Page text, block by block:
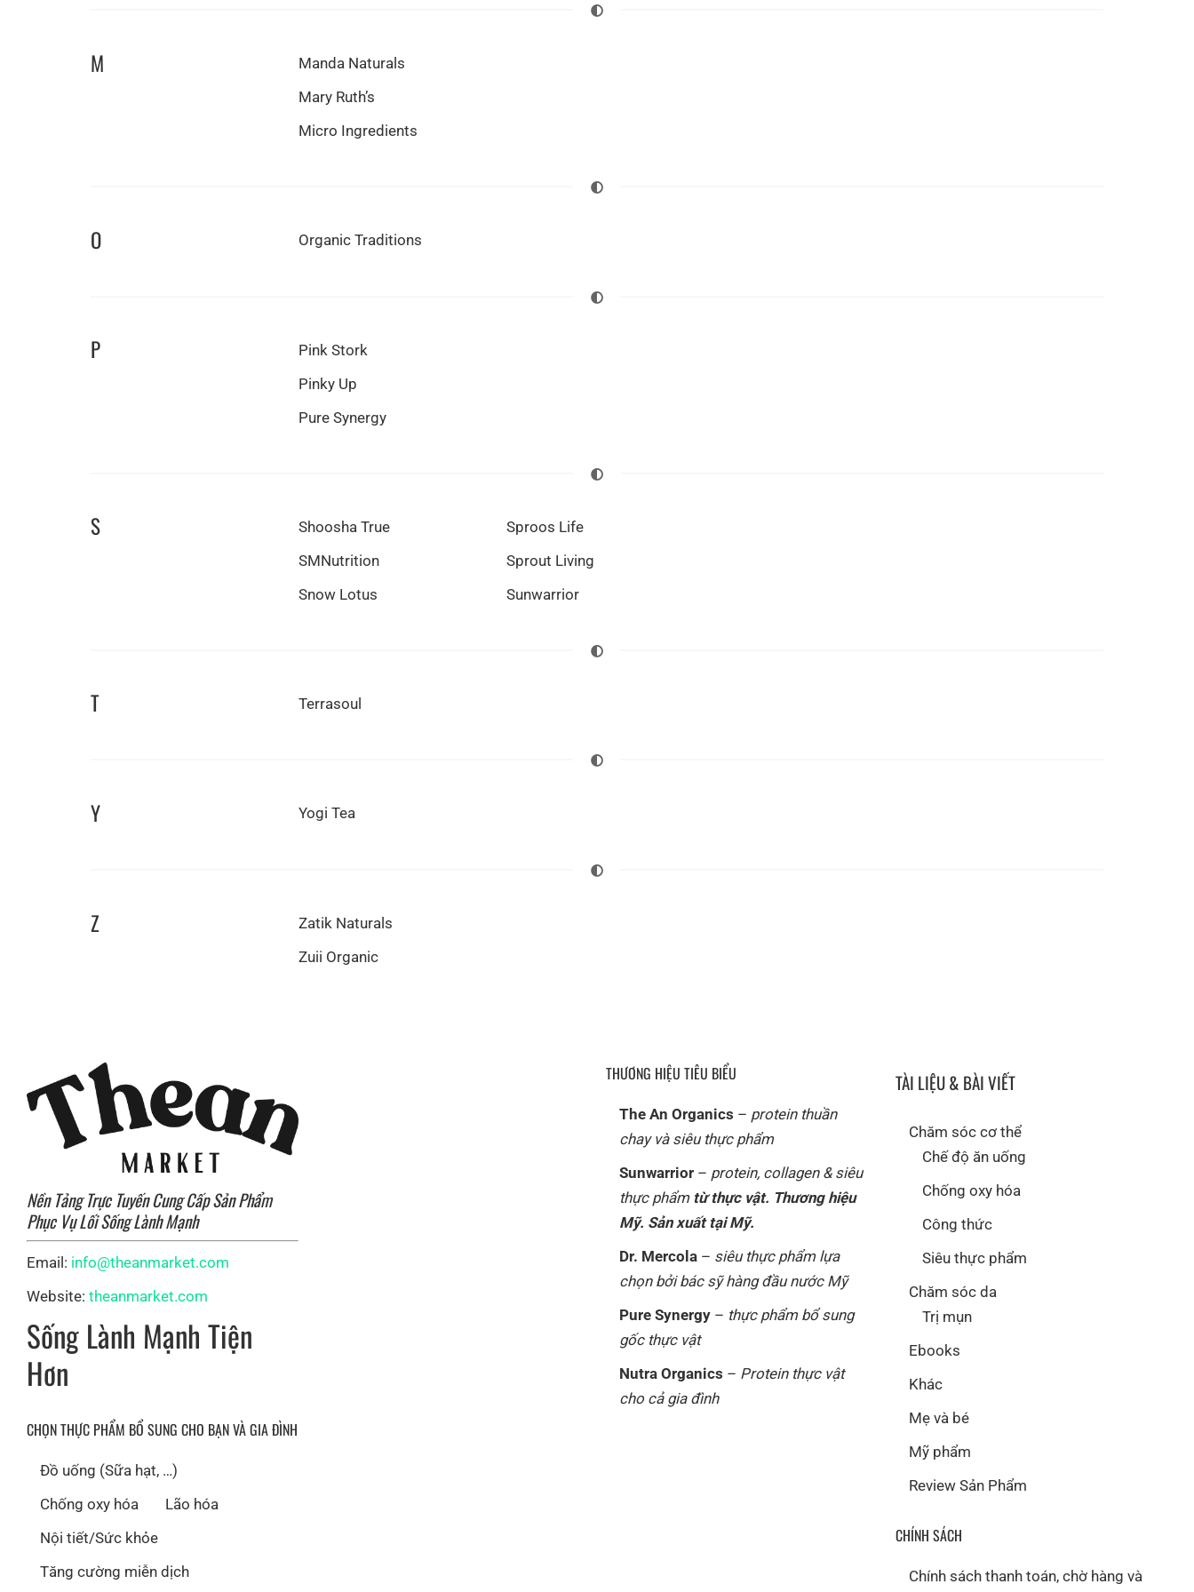
M
Manda Naturals
Mary Ruth’s
Micro Ingredients
O Organic Traditions
P
Pink Stork
Pinky Up
Pure Synergy
S
Shoosha True
SMNutrition
Snow Lotus
Sproos Life
Sprout Living
Sunwarrior
T Terrasoul
Y Yogi Tea
Z
Zatik Naturals
Zuii Organic
Nền Tảng Trực Tuyến Cung Cấp Sản Phẩm
Phục Vụ Lối Sống Lành Mạnh
Email: info@theanmarket.com
Website: theanmarket.com
Sống Lành Mạnh Tiện
Hơn
CHỌN THỰC PHẨM BỔ SUNG CHO BẠN VÀ GIA ĐÌNH
Đồ uống (Sữa hạt, …)
Chống oxy hóa
Lão hóa
Nội tiết/Sức khỏe
Tăng cường miễn dịch
THƯƠNG HIỆU TIÊU BIỂU
The An Organics – protein thuần
chay và siêu thực phẩm
Sunwarrior – protein, collagen & siêu
thực phẩm từ thực vật. Thương hiệu
Mỹ. Sản xuất tại Mỹ.
Dr. Mercola – siêu thực phẩm lựa
chọn bởi bác sỹ hàng đầu nước Mỹ
Pure Synergy – thực phẩm bổ sung
gốc thực vật
Nutra Organics – Protein thực vật
cho cả gia đình
TÀI LIỆU & BÀI VIẾT
Chăm sóc cơ thể
Chế độ ăn uống
Chống oxy hóa
Công thức
Siêu thực phẩm
Chăm sóc da
Trị mụn
Ebooks
Khác
Mẹ và bé
Mỹ phẩm
Review Sản Phẩm
CHÍNH SÁCH
Chính sách thanh toán, chờ hàng và